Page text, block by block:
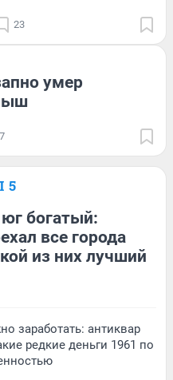
23
умер
7
5
богатый:
все города
из них лучший
заработать: антиквар
редкие деньги 1961 по